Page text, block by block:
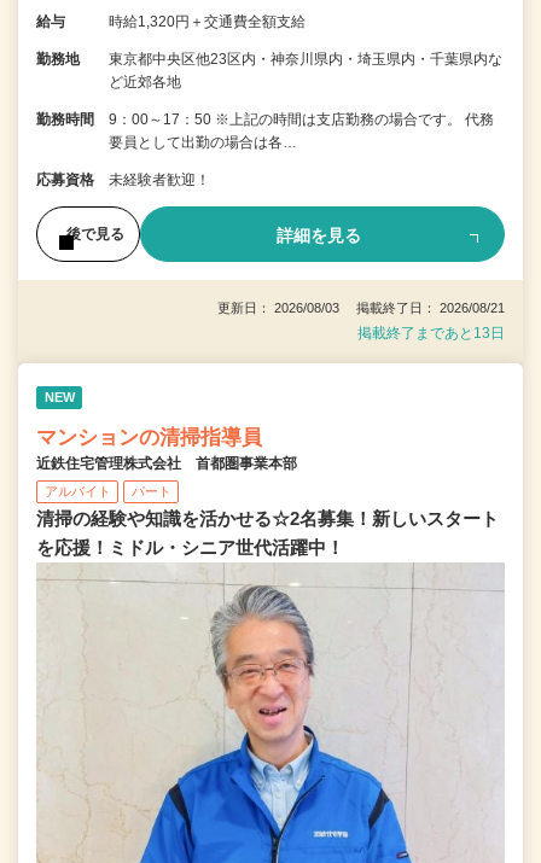
給与 時給1,320円＋交通費全額支給
勤務地
東京都中央区他23区内・神奈川県内・埼玉県内・千葉県内な
ど近郊各地
勤務時間
9：00～17：50 ※上記の時間は支店勤務の場合です。 代務
要員として出勤の場合は各…
応募資格 未経験者歓迎！
後で見る 詳細を見る
更新日： 2026/08/03 掲載終了日： 2026/08/21
掲載終了まであと13日
NEW
マンションの清掃指導員
近鉄住宅管理株式会社 首都圏事業本部
アルバイト パート
清掃の経験や知識を活かせる☆2名募集！新しいスタート
を応援！ミドル・シニア世代活躍中！